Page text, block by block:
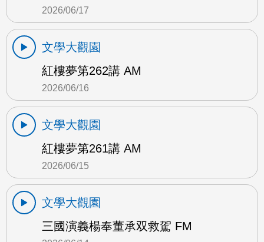
2026/06/17
文學大觀園
紅樓夢第262講 AM
2026/06/16
文學大觀園
紅樓夢第261講 AM
2026/06/15
文學大觀園
三國演義楊奉董承双救駕 FM